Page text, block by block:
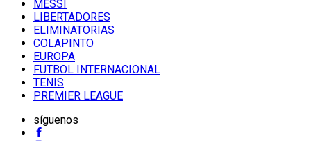
MESSI
LIBERTADORES
ELIMINATORIAS
COLAPINTO
EUROPA
FUTBOL INTERNACIONAL
TENIS
PREMIER LEAGUE
síguenos